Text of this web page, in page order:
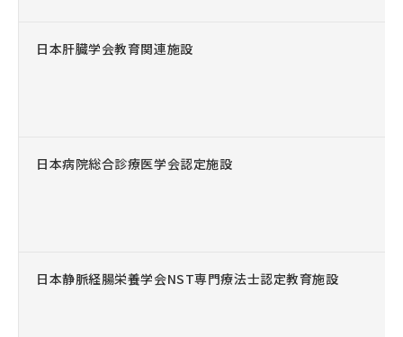
日本肝臓学会教育関連施設
日本病院総合診療医学会認定施設
日本静脈経腸栄養学会NST専門療法士認定教育施設